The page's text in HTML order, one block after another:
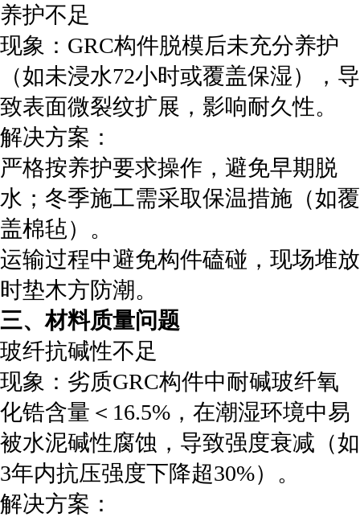
‌养护不足‌
‌现象‌：GRC构件脱模后未充分养护
（如未浸水72小时或覆盖保湿），导
致表面微裂纹扩展，影响耐久性。
‌解决方案‌：
严格按养护要求操作，避免早期脱
水；冬季施工需采取保温措施（如覆
盖棉毡）。
运输过程中避免构件磕碰，现场堆放
时垫木方防潮。
‌三、材料质量问题‌
‌玻纤抗碱性不足‌
‌现象‌：劣质GRC构件中耐碱玻纤氧
化锆含量＜16.5%，在潮湿环境中易
被水泥碱性腐蚀，导致强度衰减（如
3年内抗压强度下降超30%）。
‌解决方案‌：